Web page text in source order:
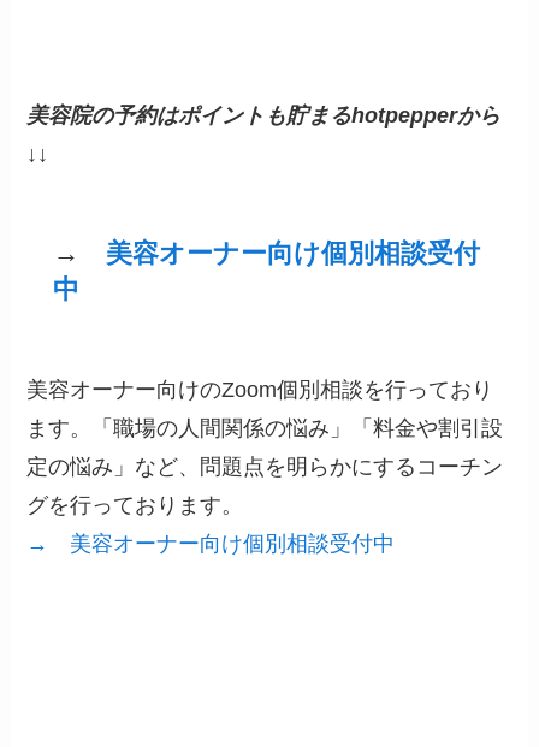
美容院の予約はポイントも貯まるhotpepperから
↓↓
→ 美容オーナー向け個別相談受付
中
美容オーナー向けのZoom個別相談を行っており
ます。「職場の人間関係の悩み」「料金や割引設
定の悩み」など、問題点を明らかにするコーチン
グを行っております。
→ 美容オーナー向け個別相談受付中